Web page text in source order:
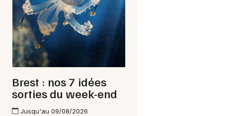
Brest : nos 7 idées
sorties du week-end
Jusqu'au 09/08/2026